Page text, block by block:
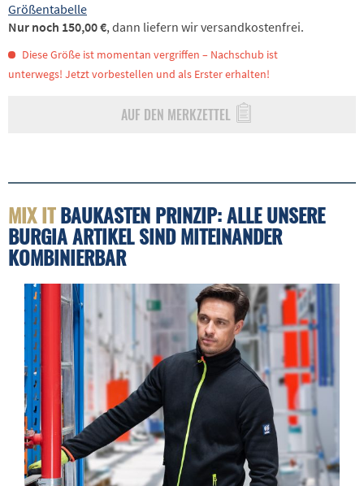
Größentabelle
Diese Größe ist momentan vergriffen – Nachschub ist
unterwegs! Jetzt vorbestellen und als Erster erhalten!
AUF DEN MERKZETTEL
Nur noch 150,00 €, dann liefern wir versandkostenfrei.
MIX ITBAUKASTEN PRINZIP: ALLE UNSERE
BURGIA ARTIKEL SIND MITEINANDER
KOMBINIERBAR